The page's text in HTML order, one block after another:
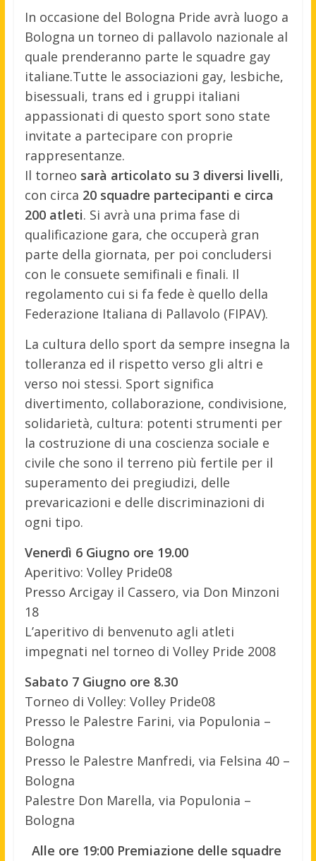
In occasione del Bologna Pride avrà luogo a
Bologna un torneo di pallavolo nazionale al
quale prenderanno parte le squadre gay
italiane.Tutte le associazioni gay, lesbiche,
bisessuali, trans ed i gruppi italiani
appassionati di questo sport sono state
invitate a partecipare con proprie
rappresentanze.
Il torneo sarà articolato su 3 diversi livelli,
con circa 20 squadre partecipanti e circa
200 atleti. Si avrà una prima fase di
qualificazione gara, che occuperà gran
parte della giornata, per poi concludersi
con le consuete semifinali e finali. Il
regolamento cui si fa fede è quello della
Federazione Italiana di Pallavolo (FIPAV).
La cultura dello sport da sempre insegna la
tolleranza ed il rispetto verso gli altri e
verso noi stessi. Sport significa
divertimento, collaborazione, condivisione,
solidarietà, cultura: potenti strumenti per
la costruzione di una coscienza sociale e
civile che sono il terreno più fertile per il
superamento dei pregiudizi, delle
prevaricazioni e delle discriminazioni di
ogni tipo.
Venerdì 6 Giugno ore 19.00
Aperitivo: Volley Pride08
Presso Arcigay il Cassero, via Don Minzoni
18
L’aperitivo di benvenuto agli atleti
impegnati nel torneo di Volley Pride 2008
Sabato 7 Giugno ore 8.30
Torneo di Volley: Volley Pride08
Presso le Palestre Farini, via Populonia –
Bologna
Presso le Palestre Manfredi, via Felsina 40 –
Bologna
Palestre Don Marella, via Populonia –
Bologna
Alle ore 19:00 Premiazione delle squadre